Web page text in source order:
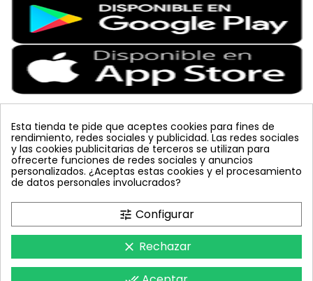
Etiquetas Populares
placa lucha integrada JED vacuna arbol
planta
colmena
mariquita sin carnet
celeste
polillero koppert bombus terrestris
azul
trampa cromática
inyecciones tronco
feromona
nematodos
Esta tienda te pide que aceptes cookies para fines de
rendimiento, redes sociales y publicidad. Las redes sociales
y las cookies publicitarias de terceros se utilizan para
ofrecerte funciones de redes sociales y anuncios
personalizados. ¿Aceptas estas cookies y el procesamiento
de datos personales involucrados?
tune Configurar
clear Rechazar